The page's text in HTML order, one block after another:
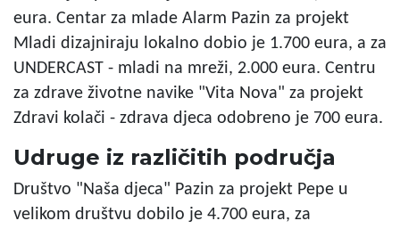
eura. Centar za mlade Alarm Pazin za projekt
Mladi dizajniraju lokalno dobio je 1.700 eura, a za
UNDERCAST - mladi na mreži, 2.000 eura. Centru
za zdrave životne navike "Vita Nova" za projekt
Zdravi kolači - zdrava djeca odobreno je 700 eura.
Udruge iz različitih područja
Društvo "Naša djeca" Pazin za projekt Pepe u
velikom društvu dobilo je 4.700 eura, za